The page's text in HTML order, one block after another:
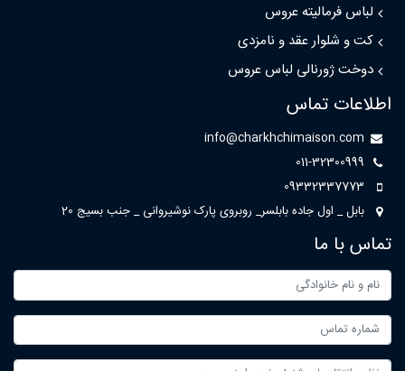
لباس فرمالیته عروس
کت و شلوار عقد و نامزدی
دوخت ژورنالی لباس عروس
اطلاعات تماس
info@charkhchimaison.com
011-32300999
09332337773
بابل _ اول جاده بابلسر_ روبروی پارک نوشیروانی _ جنب بسیج 20
تماس با ما